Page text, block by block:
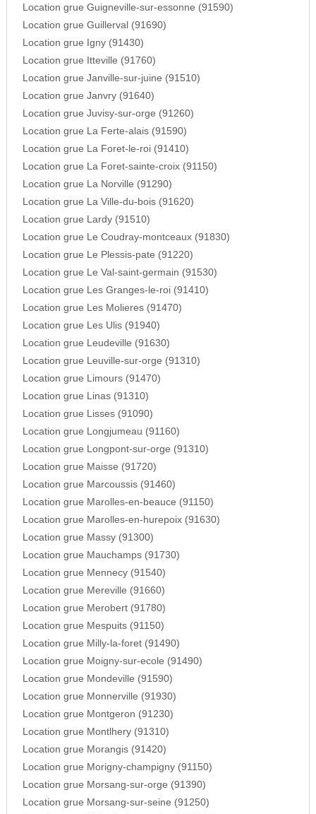
Location grue Guigneville-sur-essonne (91590)
Location grue Guillerval (91690)
Location grue Igny (91430)
Location grue Itteville (91760)
Location grue Janville-sur-juine (91510)
Location grue Janvry (91640)
Location grue Juvisy-sur-orge (91260)
Location grue La Ferte-alais (91590)
Location grue La Foret-le-roi (91410)
Location grue La Foret-sainte-croix (91150)
Location grue La Norville (91290)
Location grue La Ville-du-bois (91620)
Location grue Lardy (91510)
Location grue Le Coudray-montceaux (91830)
Location grue Le Plessis-pate (91220)
Location grue Le Val-saint-germain (91530)
Location grue Les Granges-le-roi (91410)
Location grue Les Molieres (91470)
Location grue Les Ulis (91940)
Location grue Leudeville (91630)
Location grue Leuville-sur-orge (91310)
Location grue Limours (91470)
Location grue Linas (91310)
Location grue Lisses (91090)
Location grue Longjumeau (91160)
Location grue Longpont-sur-orge (91310)
Location grue Maisse (91720)
Location grue Marcoussis (91460)
Location grue Marolles-en-beauce (91150)
Location grue Marolles-en-hurepoix (91630)
Location grue Massy (91300)
Location grue Mauchamps (91730)
Location grue Mennecy (91540)
Location grue Mereville (91660)
Location grue Merobert (91780)
Location grue Mespuits (91150)
Location grue Milly-la-foret (91490)
Location grue Moigny-sur-ecole (91490)
Location grue Mondeville (91590)
Location grue Monnerville (91930)
Location grue Montgeron (91230)
Location grue Montlhery (91310)
Location grue Morangis (91420)
Location grue Morigny-champigny (91150)
Location grue Morsang-sur-orge (91390)
Location grue Morsang-sur-seine (91250)